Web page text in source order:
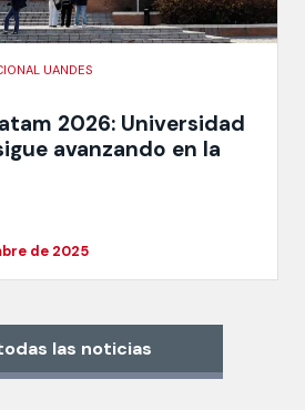
UANDES
2026: Universidad
avanzando en la
de 2025
las noticias